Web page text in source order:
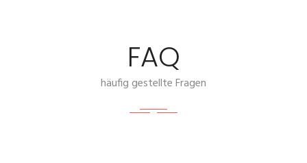
FAQ
häufig gestellte Fragen